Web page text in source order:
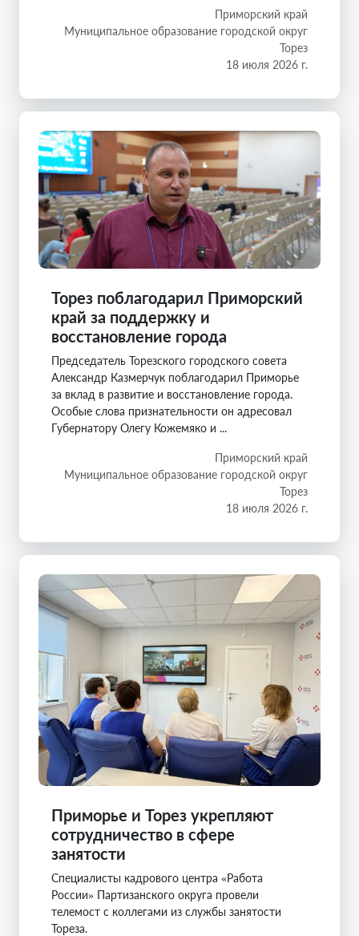
Приморский край
Муниципальное образование городской округ
Торез
18 июля 2026 г.
Торез поблагодарил Приморский
край за поддержку и
восстановление города
Председатель Торезского городского совета
Александр Казмерчук поблагодарил Приморье
за вклад в развитие и восстановление города.
Особые слова признательности он адресовал
Губернатору Олегу Кожемяко и ...
Приморский край
Муниципальное образование городской округ
Торез
18 июля 2026 г.
Приморье и Торез укрепляют
сотрудничество в сфере
занятости
Специалисты кадрового центра «Работа
России» Партизанского округа провели
телемост с коллегами из службы занятости
Тореза.